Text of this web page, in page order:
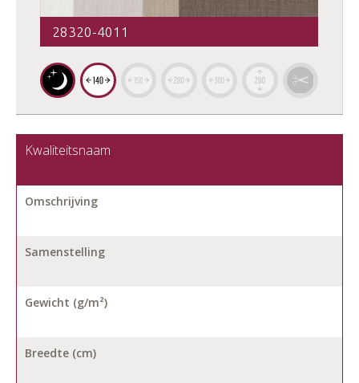
28320-4011
Kwaliteitsnaam
Omschrijving
Samenstelling
Gewicht (g/m²)
Breedte (cm)